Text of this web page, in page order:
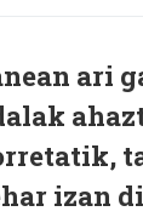
ari
izan